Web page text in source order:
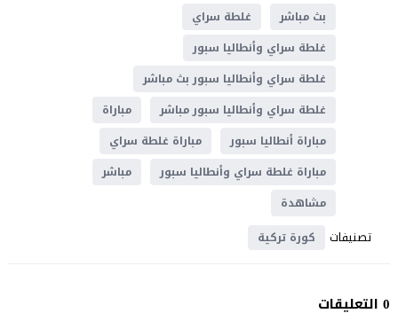
بث مباشر
غلطة سراي
غلطة سراي وأنطاليا سبور
غلطة سراي وأنطاليا سبور بث مباشر
غلطة سراي وأنطاليا سبور مباشر
مباراة
مباراة أنطاليا سبور
مباراة غلطة سراي
مباراة غلطة سراي وأنطاليا سبور
مباشر
مشاهدة
تصنيفات كورة تركية
0 التعليقات